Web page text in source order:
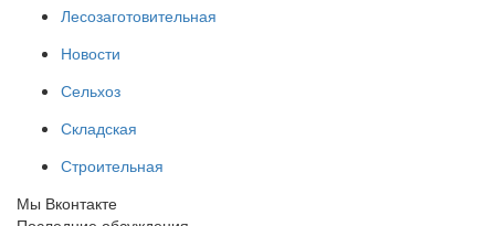
Лесозаготовительная
Новости
Сельхоз
Складская
Строительная
Мы Вконтакте